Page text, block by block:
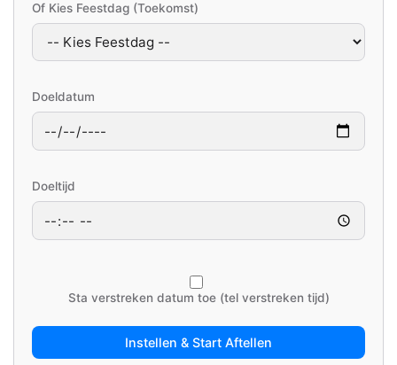
Of Kies Feestdag (Toekomst)
Doeldatum
Doeltijd
Sta verstreken datum toe (tel verstreken tijd)
Instellen & Start Aftellen